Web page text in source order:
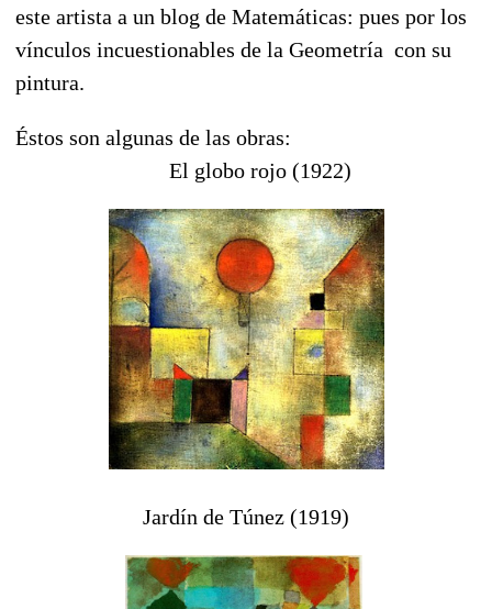
este artista a un blog de Matemáticas: pues por los
vínculos incuestionables de la Geometría con su
pintura.
Éstos son algunas de las obras:
El globo rojo (1922)
Jardín de Túnez (1919)